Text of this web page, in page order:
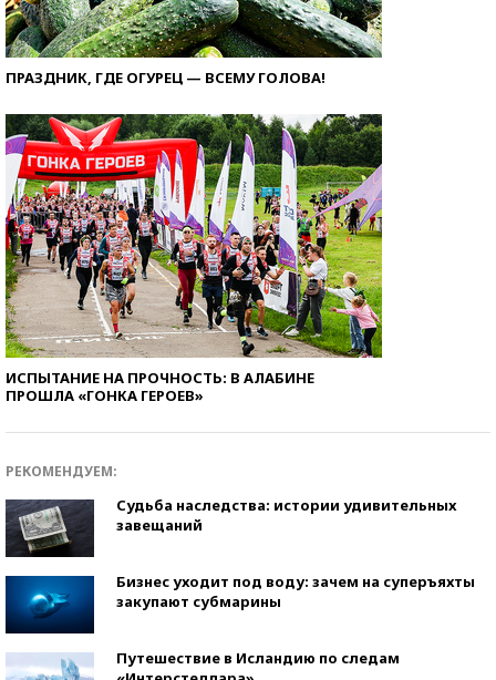
ПРАЗДНИК, ГДЕ ОГУРЕЦ — ВСЕМУ ГОЛОВА!
ИСПЫТАНИЕ НА ПРОЧНОСТЬ: В АЛАБИНЕ
ПРОШЛА «ГОНКА ГЕРОЕВ»
РЕКОМЕНДУЕМ:
Судьба наследства: истории удивительных
завещаний
Бизнес уходит под воду: зачем на суперъяхты
закупают субмарины
Путешествие в Исландию по следам